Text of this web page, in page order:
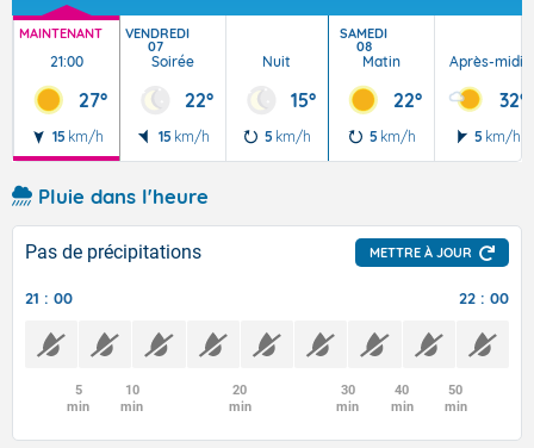
MAINTENANT
21:00
27°
15 km/h
VENDREDI
07
Soirée
22°
15 km/h
Nuit
15°
5 km/h
SAMEDI
08
Matin
22°
5 km/h
Après-midi
32°
5 km/h
Pluie dans l'heure
Pas de précipitations METTRE À JOUR
21 : 00 22 : 00
5
min
10
min
20
min
30
min
40
min
50
min